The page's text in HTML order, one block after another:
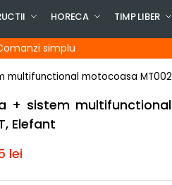
HORECA TIMP LIBER
simplu
multifunctional motocoasa
+ sistem
Elefant
lei